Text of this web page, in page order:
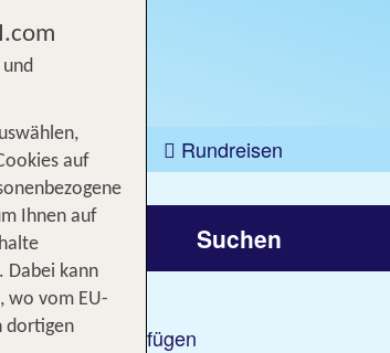
Kreuzfahrten
Rundreisen
Suchen
Filter hinzufügen
auf
Ihnen auf
Dabei kann
wo vom EU-
dortigen